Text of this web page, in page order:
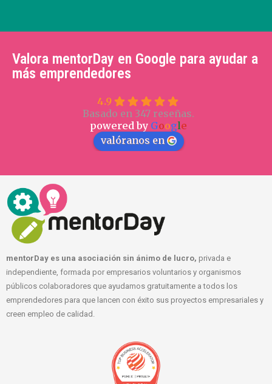
Valora mentorDay en Google para ayudar a
más emprendedores
4.9
Basado en 347 reseñas.
powered by Google
valóranos en
mentorDay es una asociación sin ánimo de lucro, privada e
independiente, formada por empresarios voluntarios y organismos
públicos colaboradores que ayudamos gratuitamente a todos los
emprendedores para que lancen con éxito sus proyectos empresariales y
creen empleo de calidad.